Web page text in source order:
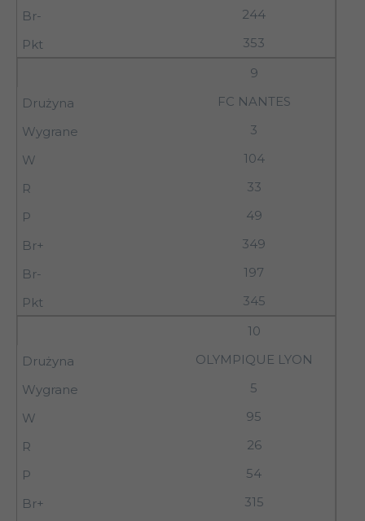
244
353
9
FC NANTES
3
104
33
49
349
197
345
10
OLYMPIQUE LYON
5
95
26
54
315